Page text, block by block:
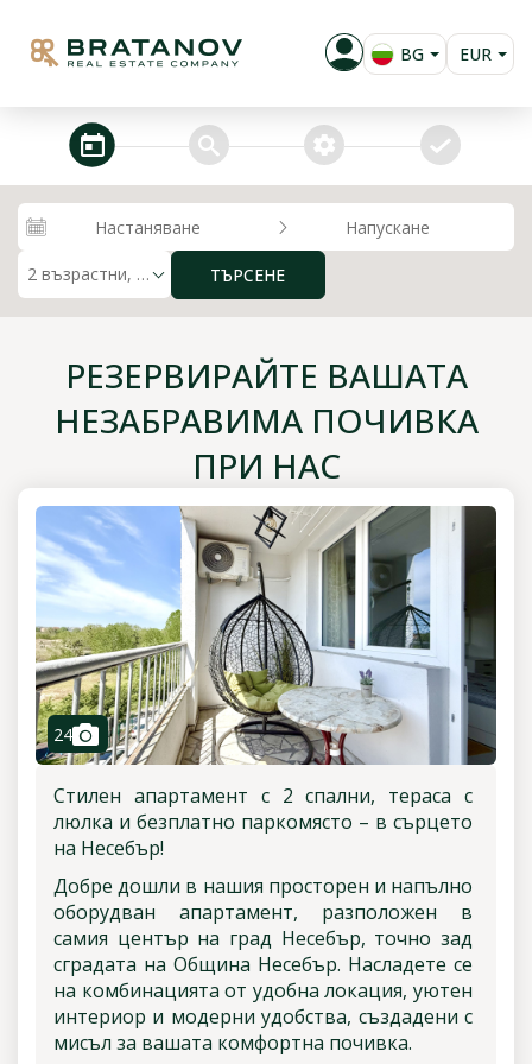
BG
RU
EUR
RON
KZT
steps_calendar search extra_services confirm
Настаняване Напускане
2 възрастни, 0 деца ТЪРСЕНЕ
РЕЗЕРВИРАЙТЕ ВАШАТА
НЕЗАБРАВИМА ПОЧИВКА
ПРИ НАС
24camera
Стилен апартамент с 2 спални, тераса с
люлка и безплатно паркомясто – в сърцето
на Несебър!
Добре дошли в нашия просторен и напълно
оборудван апартамент, разположен в
самия център на град Несебър, точно зад
сградата на Община Несебър. Насладете се
на комбинацията от удобна локация, уютен
интериор и модерни удобства, създадени с
мисъл за вашата комфортна почивка.